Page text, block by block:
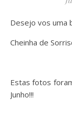
Desejo vos uma
Cheinha de
Estas fotos
Junho!!!